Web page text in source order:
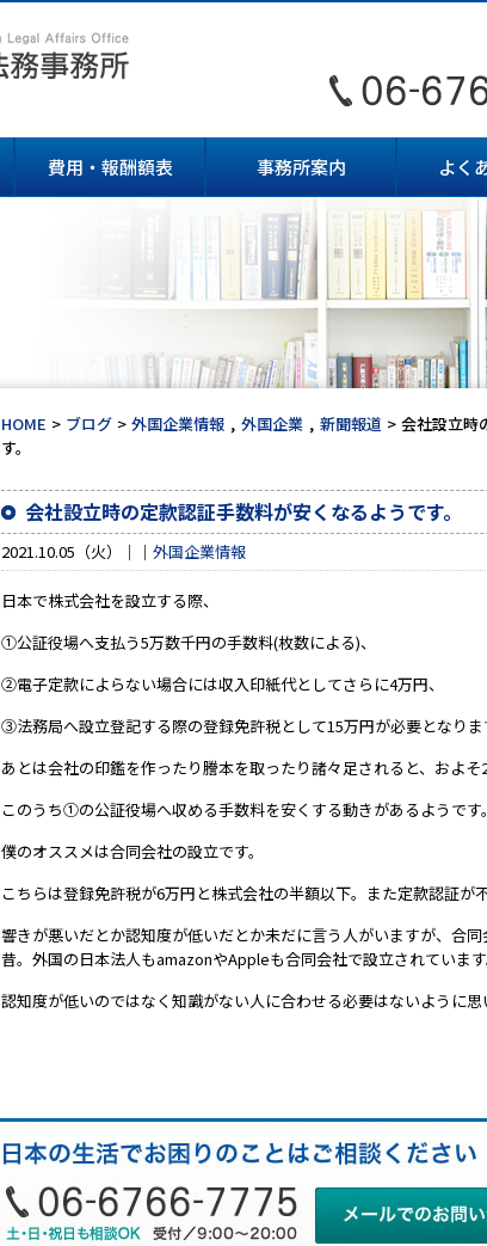
費用・報酬額表 事務所案内 よく
HOME ブログ 外国企業情報 外国企業 新聞報道
会社設立時
す。
会社設立時の定款認証手数料が安くなるようです。
2021.10.05（火） 外国企業情報
日本で株式会社を設立する際、
①公証役場へ支払う5万数千円の手数料(枚数による)、
②電子定款によらない場合には収入印紙代としてさらに4万円、
③法務局へ設立登記する際の登録免許税として15万円が必要となりま
あとは会社の印鑑を作ったり謄本を取ったり諸々足されると、およそ
このうち①の公証役場へ収める手数料を安くする動きがあるようです。
僕のオススメは合同会社の設立です。
こちらは登録免許税が6万円と株式会社の半額以下。また定款認証が
響きが悪いだとか認知度が低いだとか未だに言う人がいますが、合
昔。外国の日本法人もamazonやAppleも合同会社で設立されています
認知度が低いのではなく知識がない人に合わせる必要はないように思